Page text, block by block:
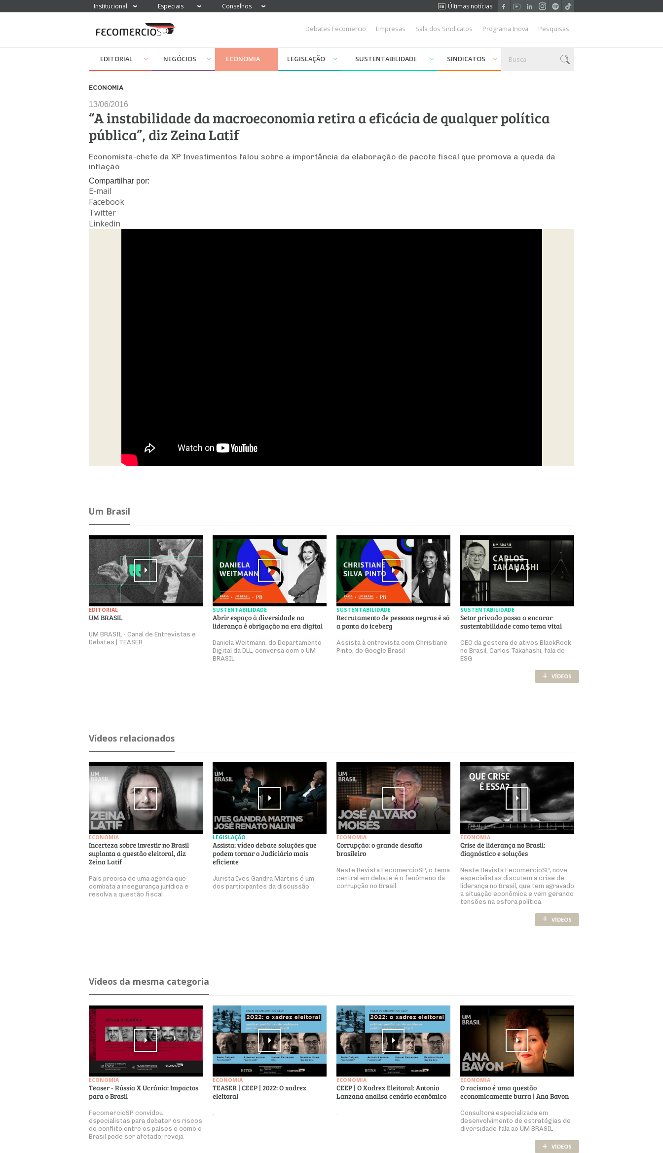
Institucional Especiais Conselhos Últimas notícias
Debates Fecomercio Empresas Sala dos Sindicatos Programa Inova Pesquisas
EDITORIAL NEGÓCIOS ECONOMIA LEGISLAÇÃO SUSTENTABILIDADE SINDICATOS
ECONOMIA
13/06/2016
“A instabilidade da macroeconomia retira a eficácia de qualquer política
pública”, diz Zeina Latif
Economista-chefe da XP Investimentos falou sobre a importância da elaboração de pacote fiscal que promova a queda da
inflação
Compartilhar por:
E-mail
Facebook
Twitter
Linkedin
Um Brasil
EDITORIAL
UM BRASIL
UM BRASIL - Canal de Entrevistas e
Debates | TEASER
SUSTENTABILIDADE
Abrir espaço à diversidade na
liderança é obrigação na era digital
Daniela Weitmann, do Departamento
Digital da DLL, conversa com o UM
BRASIL
SUSTENTABILIDADE
Recrutamento de pessoas negras é só
a ponta do iceberg
Assista à entrevista com Christiane
Pinto, do Google Brasil
SUSTENTABILIDADE
Setor privado passa a encarar
sustentabilidade como tema vital
CEO da gestora de ativos BlackRock
no Brasil, Carlos Takahashi, fala de
ESG
+ VÍDEOS
Ví­deos re­la­ci­o­nados
ECONOMIA
Incerteza sobre investir no Brasil
suplanta a questão eleitoral, diz
Zeina Latif
País precisa de uma agenda que
combata a insegurança jurídica e
resolva a questão fiscal
LEGISLAÇÃO
Assista: vídeo debate soluções que
podem tornar o Judiciário mais
eficiente
Jurista Ives Gandra Martins é um
dos participantes da discussão
ECONOMIA
Corrupção: o grande desafio
brasileiro
Neste Revista FecomercioSP, o tema
central em debate é o fenômeno da
corrupção no Brasil.
ECONOMIA
Crise de liderança no Brasil:
diagnóstico e soluções
Neste Revista FecomercioSP, nove
especialistas discutem a crise de
liderança no Brasil, que tem agravado
a situação econômica e vem gerando
tensões na esfera política.
+ VÍDEOS
Ví­deos da mesma ca­te­goria
ECONOMIA
Teaser - Rússia X Ucrânia: Impactos
para o Brasil
FecomercioSP convidou
especialistas para debater os riscos
do conflito entre os países e como o
Brasil pode ser afetado; reveja
ECONOMIA
TEASER | CEEP | 2022: O xadrez
eleitoral
.
ECONOMIA
CEEP | O Xadrez Eleitoral: Antonio
Lanzana analisa cenário econômico
.
ECONOMIA
O racismo é uma questão
economicamente burra | Ana Bavon
Consultora especializada em
desenvolvimento de estratégias de
diversidade fala ao UM BRASIL
+ VÍDEOS